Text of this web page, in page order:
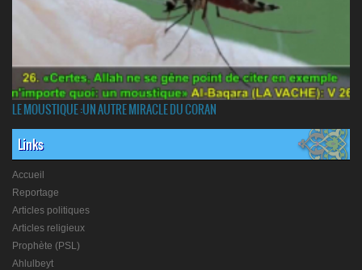
LE MOUSTIQUE :UN AUTRE MIRACLE DU CORAN
Links
Accueil
Reportage
Articles politiques
Articles religieux
Prophète (PSL)
Ahlulbeyt